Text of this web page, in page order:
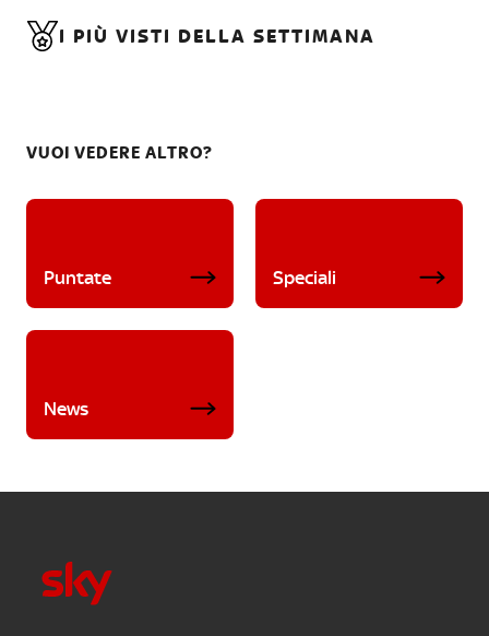
I PIÙ VISTI DELLA SETTIMANA
VUOI VEDERE ALTRO?
Puntate Speciali
News